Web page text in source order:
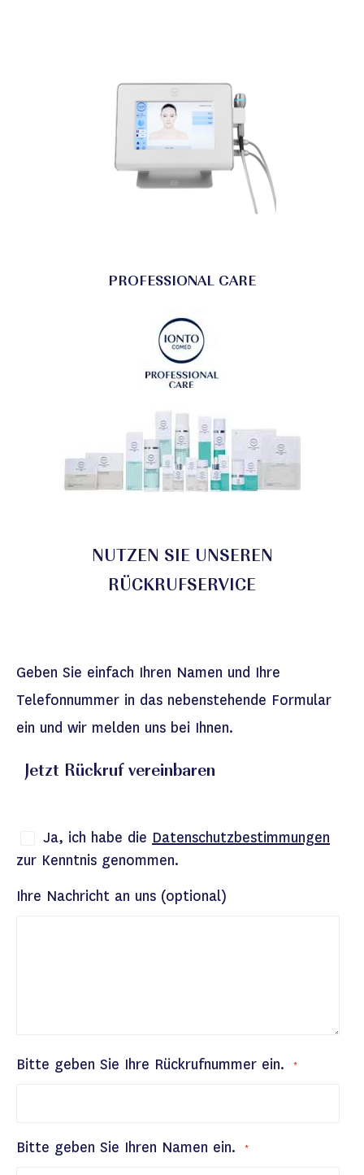
PROFESSIONAL CARE
NUTZEN SIE UNSEREN
RÜCKRUFSERVICE
Geben Sie einfach Ihren Namen und Ihre
Telefonnummer in das nebenstehende Formular
ein und wir melden uns bei Ihnen.
Jetzt Rückruf vereinbaren
Ja, ich habe die Datenschutzbestimmungen
zur Kenntnis genommen.
Ihre Nachricht an uns (optional)
Bitte geben Sie Ihre Rückrufnummer ein.
Bitte geben Sie Ihren Namen ein.